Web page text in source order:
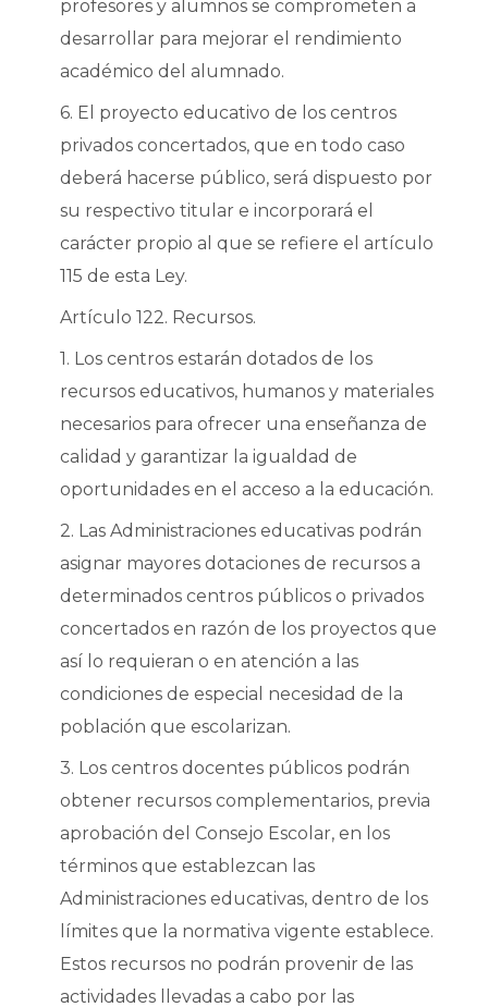
profesores y alumnos se comprometen a
desarrollar para mejorar el rendimiento
académico del alumnado.
6. El proyecto educativo de los centros
privados concertados, que en todo caso
deberá hacerse público, será dispuesto por
su respectivo titular e incorporará el
carácter propio al que se refiere el artículo
115 de esta Ley.
Artículo 122. Recursos.
1. Los centros estarán dotados de los
recursos educativos, humanos y materiales
necesarios para ofrecer una enseñanza de
calidad y garantizar la igualdad de
oportunidades en el acceso a la educación.
2. Las Administraciones educativas podrán
asignar mayores dotaciones de recursos a
determinados centros públicos o privados
concertados en razón de los proyectos que
así lo requieran o en atención a las
condiciones de especial necesidad de la
población que escolarizan.
3. Los centros docentes públicos podrán
obtener recursos complementarios, previa
aprobación del Consejo Escolar, en los
términos que establezcan las
Administraciones educativas, dentro de los
límites que la normativa vigente establece.
Estos recursos no podrán provenir de las
actividades llevadas a cabo por las